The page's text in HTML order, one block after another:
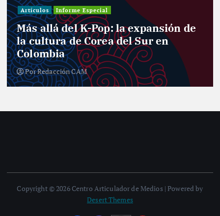
Artículos Informe Especial
Más allá del K-Pop: la expansión de
la cultura de Corea del Sur en
Colombia
PorRedacción CAM
Copyright © 2026 Centro Articulador de Medios | Powered by
Desert Themes